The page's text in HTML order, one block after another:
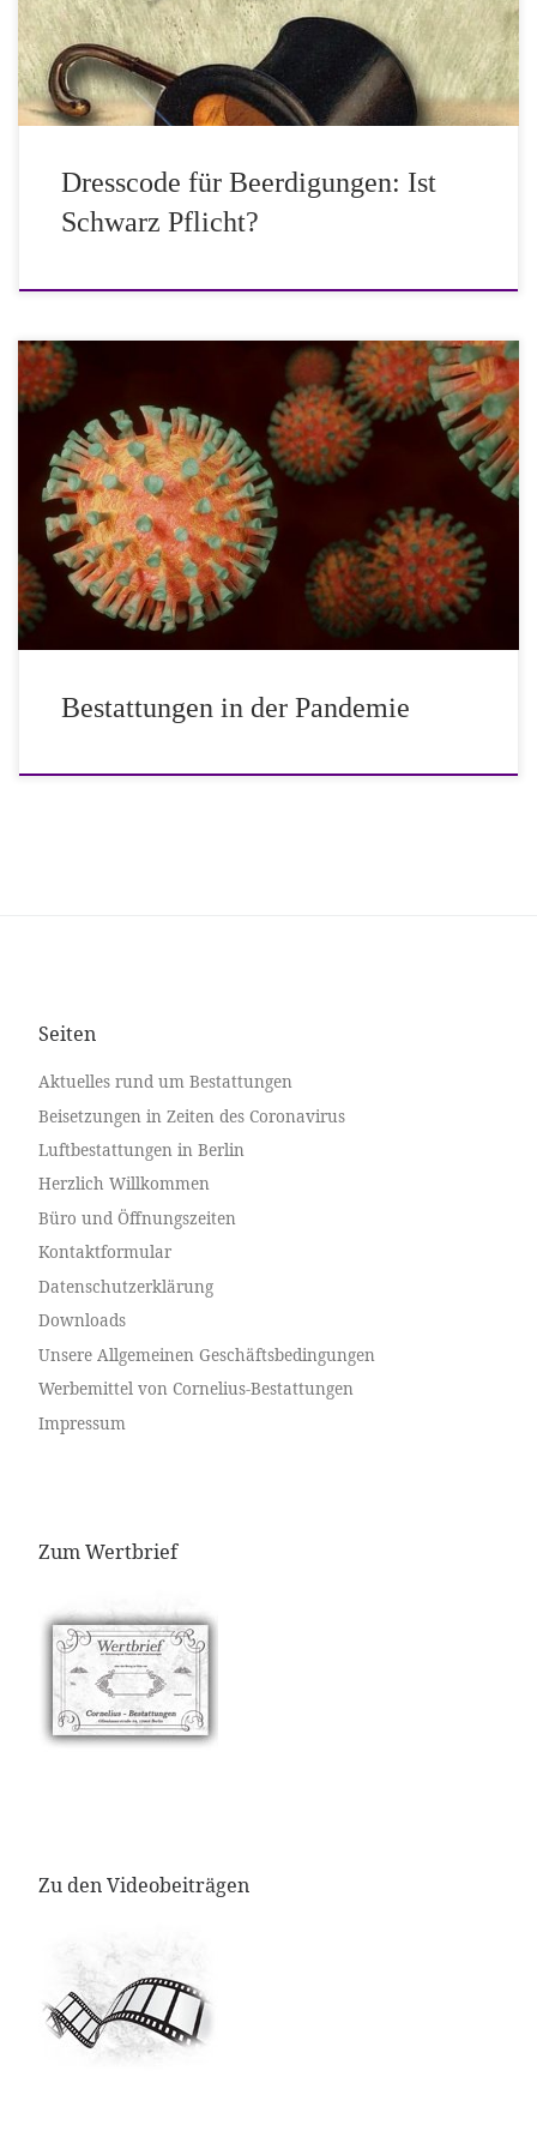
Todesfall sind sich viele Menschen unsicher, welche
Kleidung für die Beerdigung die […]
Dresscode für Beerdigungen: Ist
Schwarz Pflicht?
Einen geliebten Menschen zu beerdigen, ist schon schwer
genug. Die Einschränkungen wegen des Coronavirus
machen das Abschiednehmen nicht leichter – und werfen
neue Fragen auf. In der Corona Verordnung des Landes
Berlin heißt es dazu im § 11 Veranstaltungen: (6)
Bestattungen und Trauerfeiern auf Friedhöfen oder bei
Bestattungsunternehmen unterliegen nicht […]
Bestattungen in der Pandemie
Seiten
Aktuelles rund um Bestattungen
Beisetzungen in Zeiten des Coronavirus
Luftbestattungen in Berlin
Herzlich Willkommen
Büro und Öffnungszeiten
Kontaktformular
Datenschutzerklärung
Downloads
Unsere Allgemeinen Geschäftsbedingungen
Werbemittel von Cornelius-Bestattungen
Impressum
Zum Wertbrief
Zu den Videobeiträgen